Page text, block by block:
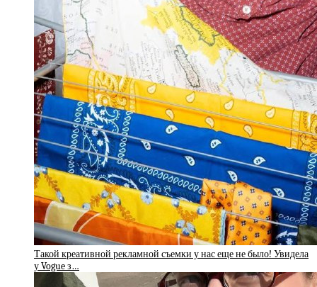
Такой креативной рекламной съемки у нас еще не было! Увидела
у Vogue з…